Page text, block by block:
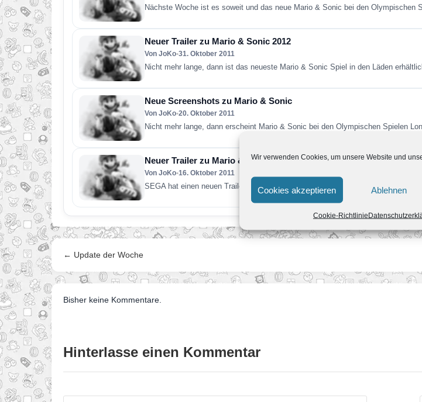
Wir verwenden Cookies, um unsere Website und
Cookies akzeptieren Ablehnen
Cookie-Richtlinie
Nächste Woche ist es soweit und das neue Mario & Sonic bei den Olympischen
Neuer Trailer zu Mario & Sonic 2012
Von JoKo•31. Oktober 2011
Nicht mehr lange, dann ist das neueste Mario & Sonic Spiel in den Läden
Neue Screenshots zu Mario & Sonic
Von JoKo•20. Oktober 2011
Nicht mehr lange, dann erscheint Mario & Sonic bei den Olympischen Spielen
Neuer Trailer zu Mario & Sonic bei den Olympischen Spiel London
Von JoKo•16. Oktober 2011
SEGA hat einen neuen Trailer zum kommenden Spiel Mario & Sonic bei den
← Update der Woche
Bisher keine Kommentare.
Hinterlasse einen Kommentar